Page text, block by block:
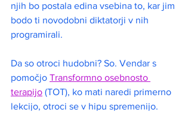
njih bo postala edina vsebina to, kar jim
bodo ti novodobni diktatorji v nih
programirali.
Da so otroci hudobni? So. Vendar s
pomočjo Transformno osebnosto
terapijo (TOT), ko mati naredi primerno
lekcijo, otroci se v hipu spremenijo.